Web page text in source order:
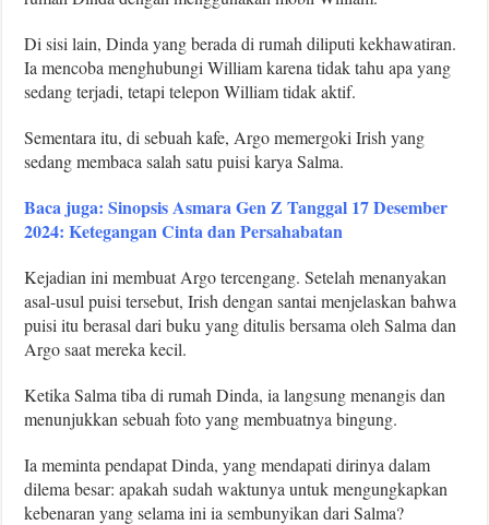
Di sisi lain, Dinda yang berada di rumah diliputi kekhawatiran.
Ia mencoba menghubungi William karena tidak tahu apa yang
sedang terjadi, tetapi telepon William tidak aktif.
Sementara itu, di sebuah kafe, Argo memergoki Irish yang
sedang membaca salah satu puisi karya Salma.
Baca juga: Sinopsis Asmara Gen Z Tanggal 17 Desember
2024: Ketegangan Cinta dan Persahabatan
Kejadian ini membuat Argo tercengang. Setelah menanyakan
asal-usul puisi tersebut, Irish dengan santai menjelaskan bahwa
puisi itu berasal dari buku yang ditulis bersama oleh Salma dan
Argo saat mereka kecil.
Ketika Salma tiba di rumah Dinda, ia langsung menangis dan
menunjukkan sebuah foto yang membuatnya bingung.
Ia meminta pendapat Dinda, yang mendapati dirinya dalam
dilema besar: apakah sudah waktunya untuk mengungkapkan
kebenaran yang selama ini ia sembunyikan dari Salma?